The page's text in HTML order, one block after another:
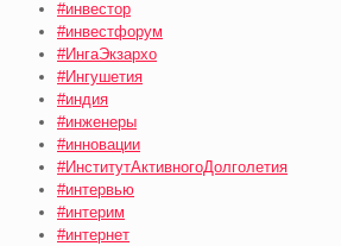
#инвестор
#инвестфорум
#ИнгаЭкзархо
#Ингушетия
#индия
#инженеры
#инновации
#ИнститутАктивногоДолголетия
#интервью
#интерим
#интернет